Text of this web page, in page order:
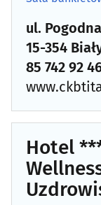
ul.
15-354
85 742 92
Hotel